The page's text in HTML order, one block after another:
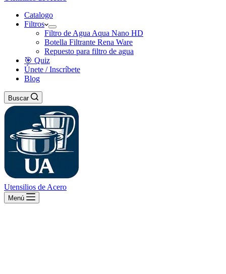
Catalogo
Filtros
Filtro de Agua Aqua Nano HD
Botella Filtrante Rena Ware
Repuesto para filtro de agua
🎯 Quiz
Únete / Inscríbete
Blog
Buscar
Utensilios de Acero
Menú